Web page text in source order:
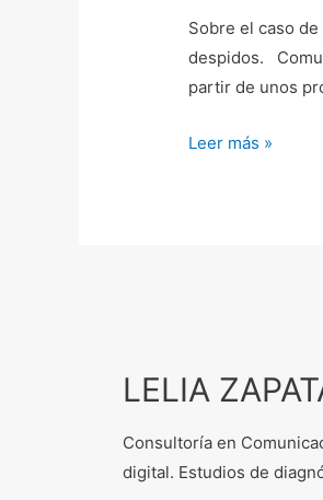
Sobre el caso
despidos.
partir de unos
Leer más »
LELIA
Consultoría en
digital. Estudios de